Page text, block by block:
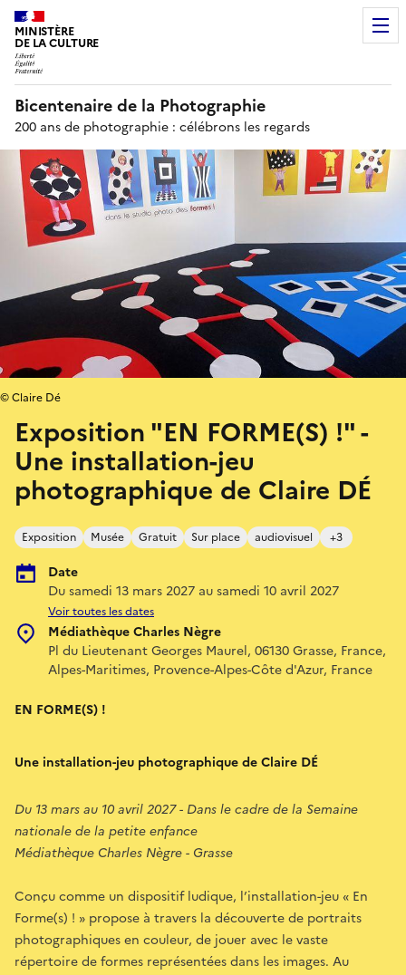
MINISTÈRE
DE LA CULTURE
Bicentenaire de la Photographie
200 ans de photographie : célébrons les regards
Exposition "EN FORME(S) !" -
Une installation-jeu
photographique de Claire DÉ
Exposition Musée Gratuit Sur place audiovisuel +3
Date
Du samedi 13 mars 2027 au samedi 10 avril 2027
Voir toutes les dates
Médiathèque Charles Nègre
Pl du Lieutenant Georges Maurel, 06130 Grasse, France,
Alpes-Maritimes, Provence-Alpes-Côte d'Azur, France
© Claire Dé
EN FORME(S) !
Une installation-jeu photographique de Claire DÉ
Du 13 mars au 10 avril 2027 - Dans le cadre de la Semaine
nationale de la petite enfance
Médiathèque Charles Nègre - Grasse
Conçu comme un dispositif ludique, l’installation-jeu « En
Forme(s) ! » propose à travers la découverte de portraits
photographiques en couleur, de jouer avec le vaste
répertoire de formes représentées dans les images. Au